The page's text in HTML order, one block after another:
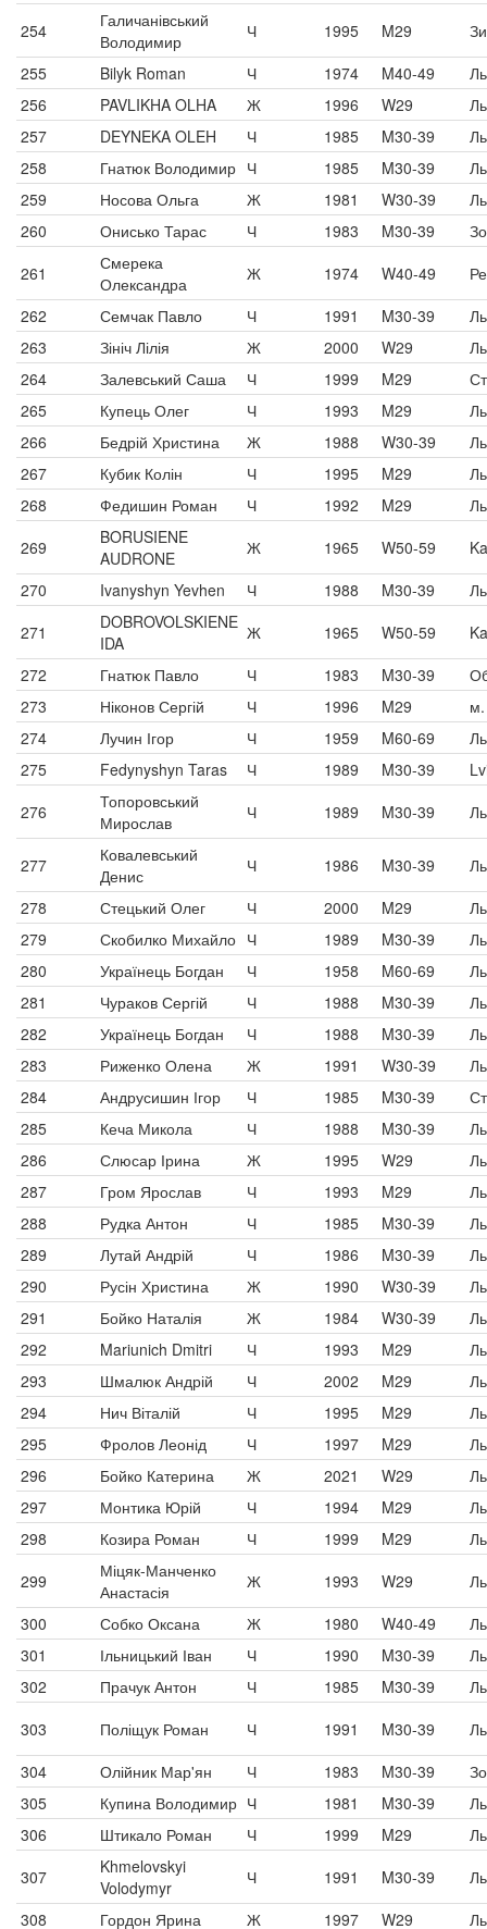
254
Галичанівський
Володимир
Ч 1995 M29
255
Bilyk Roman Ч 1974 M40-49
256
PAVLIKHA OLHA Ж 1996 W29
257
DEYNEKA OLEH Ч 1985 M30-39
258
Гнатюк Володимир Ч 1985 M30-39
259
Носова Ольга Ж 1981 W30-39
260
Онисько Тарас Ч 1983 M30-39
261
Смерека
Олександра
Ж 1974 W40-49
262
Семчак Павло Ч 1991 M30-39
263
Зініч Лілія Ж 2000 W29
264
Залевський Саша Ч 1999 M29
265
Купець Олег Ч 1993 M29
266
Бедрій Христина Ж 1988 W30-39
267
Кубик Колін Ч 1995 M29
268
Федишин Роман Ч 1992 M29
269
BORUSIENE
AUDRONE
Ж 1965 W50-59
270
Ivanyshyn Yevhen Ч 1988 M30-39
271
DOBROVOLSKIENE
IDA
Ж 1965 W50-59
272
Гнатюк Павло Ч 1983 M30-39
273
Ніконов Сергій Ч 1996 M29
м.
274
Лучин Ігор Ч 1959 M60-69
275
Fedynyshyn Taras Ч 1989 M30-39
276
Топоровський
Мирослав
Ч 1989 M30-39
277
Ковалевський
Денис
Ч 1986 M30-39
278
Стецький Олег Ч 2000 M29
279
Скобилко Михайло Ч 1989 M30-39
280
Українець Богдан Ч 1958 M60-69
281
Чураков Сергій Ч 1988 M30-39
282
Українець Богдан Ч 1988 M30-39
283
Риженко Олена Ж 1991 W30-39
284
Андрусишин Ігор Ч 1985 M30-39
285
Кеча Микола Ч 1988 M30-39
286
Слюсар Ірина Ж 1995 W29
287
Гром Ярослав Ч 1993 M29
288
Рудка Антон Ч 1985 M30-39
289
Лутай Андрій Ч 1986 M30-39
290
Русін Христина Ж 1990 W30-39
291
Бойко Наталія Ж 1984 W30-39
292
Mariunich Dmitri Ч 1993 M29
293
Шмалюк Андрій Ч 2002 M29
294
Нич Віталій Ч 1995 M29
295
Фролов Леонід Ч 1997 M29
296
Бойко Катерина Ж 2021 W29
297
Монтика Юрій Ч 1994 M29
298
Козира Роман Ч 1999 M29
299
Міцяк-Манченко
Анастасія
Ж 1993 W29
300
Собко Оксана Ж 1980 W40-49
301
Ільницький Іван Ч 1990 M30-39
302
Прачук Антон Ч 1985 M30-39
303
Поліщук Роман Ч 1991 M30-39
304
Олійник Мар'ян Ч 1983 M30-39
305
Купина Володимир Ч 1981 M30-39
306
Штикало Роман Ч 1999 M29
307
Khmelovskyi
Volodymyr
Ч 1991 M30-39
308
Гордон Ярина Ж 1997 W29